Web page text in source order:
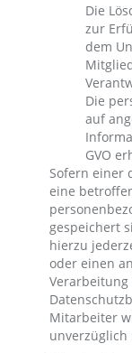
Die
zur
dem
Die
auf
GVO
Sofern einer
eine
gespeichert
hierzu
oder einen
Mitarbeiter
unverzüglich